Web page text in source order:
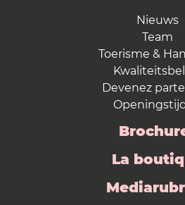
Nieuws
Team
Toerisme &
Devenez
La